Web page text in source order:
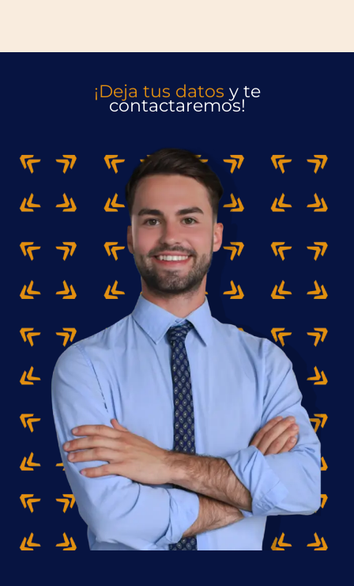
¡Deja tus datos y te
contactaremos!